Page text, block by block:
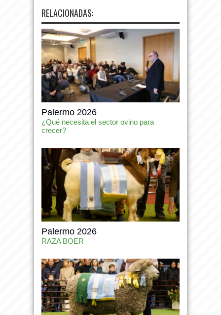
RELACIONADAS:
Palermo 2026
¿Qué necesita el sector ovino para
crecer?
Palermo 2026
RAZA BOER